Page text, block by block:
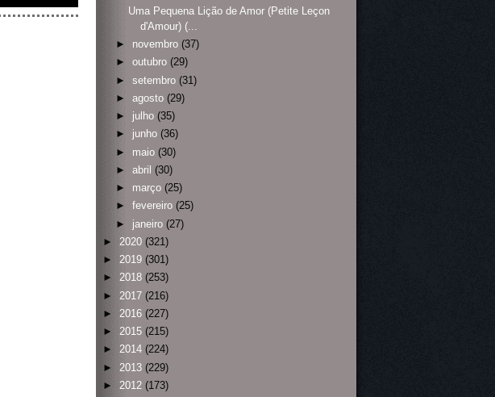
Uma Pequena Lição de Amor (Petite Leçon
d'Amour) (...
► novembro (37)
► outubro (29)
► setembro (31)
► agosto (29)
► julho (35)
► junho (36)
► maio (30)
► abril (30)
► março (25)
► fevereiro (25)
► janeiro (27)
► 2020 (321)
► 2019 (301)
► 2018 (253)
► 2017 (216)
► 2016 (227)
► 2015 (215)
► 2014 (224)
► 2013 (229)
► 2012 (173)